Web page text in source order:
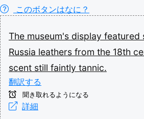
このボタンはなに？
The museum's display featured
Russia leathers from the 18th
scent still faintly tannic.
翻訳する
聞き取れるようになる
詳細